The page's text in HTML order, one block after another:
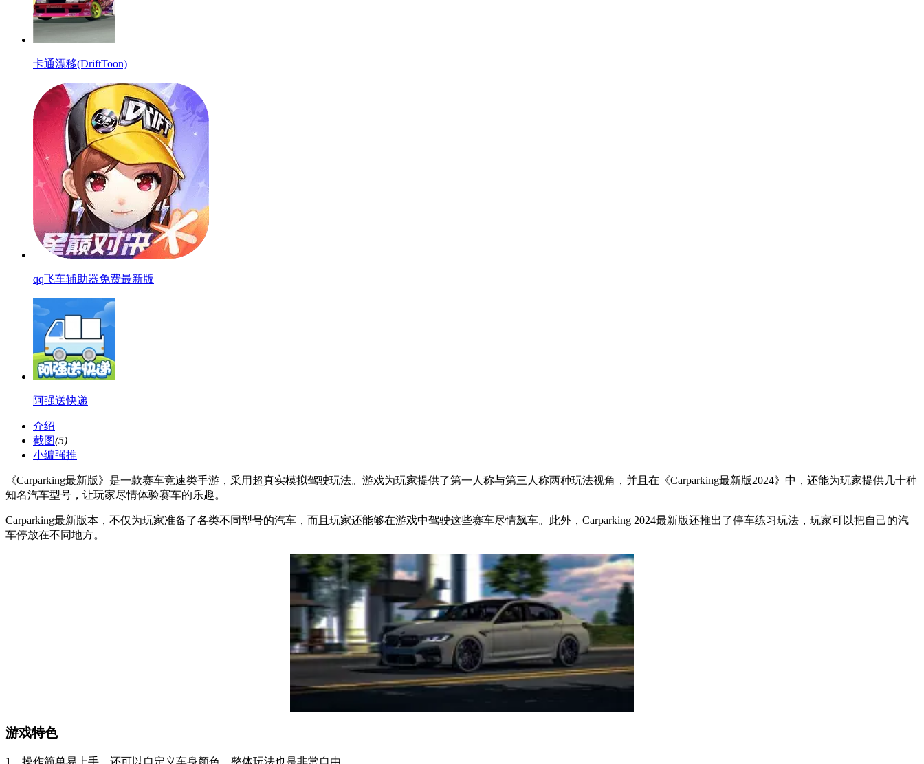
卡通漂移(DriftToon)
qq飞车辅助器免费最新版
阿强送快递
介绍
截图(5)
小编强推
《Carparking最新版》是一款赛车竞速类手游，采用超真实模拟驾驶玩法。游戏为玩家提供了第一人称与第三人称两种玩法视角，并且在《Carparking最新版2024》中，还能为玩家提供几十种
知名汽车型号，让玩家尽情体验赛车的乐趣。
Carparking最新版本，不仅为玩家准备了各类不同型号的汽车，而且玩家还能够在游戏中驾驶这些赛车尽情飙车。此外，Carparking 2024最新版还推出了停车练习玩法，玩家可以把自己的汽
车停放在不同地方。
游戏特色
1、操作简单易上手，还可以自定义车身颜色，整体玩法也是非常自由。